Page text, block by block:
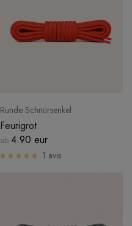
Runde Schnürsenkel
Feurigrot
ab 4.90 eur
1 avis